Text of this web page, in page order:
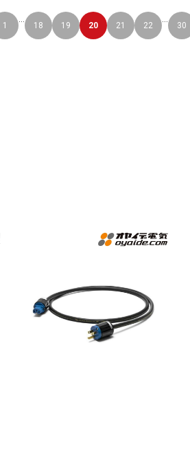
1
...
18 19 20 21 22
...
30